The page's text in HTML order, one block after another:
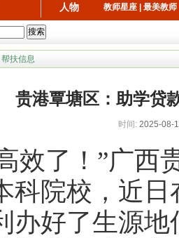
人物 教师星座 最美教师
搜索
帮扶信息
贵港覃塘区：助学贷
时间: 2025-08-
效了！”广西
科院校，近
办好了生源